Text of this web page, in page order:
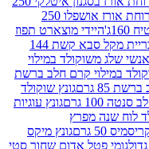
ארוחת אורז אושפלו 250
מוצארט תפוז
גונץ סוכריית מקל סבא קשת 144
במילוי
קרם חלב ברשת
גונץ שוקולד
גונץ עוגיות
גונץ מיקס
אדום שחור סטי